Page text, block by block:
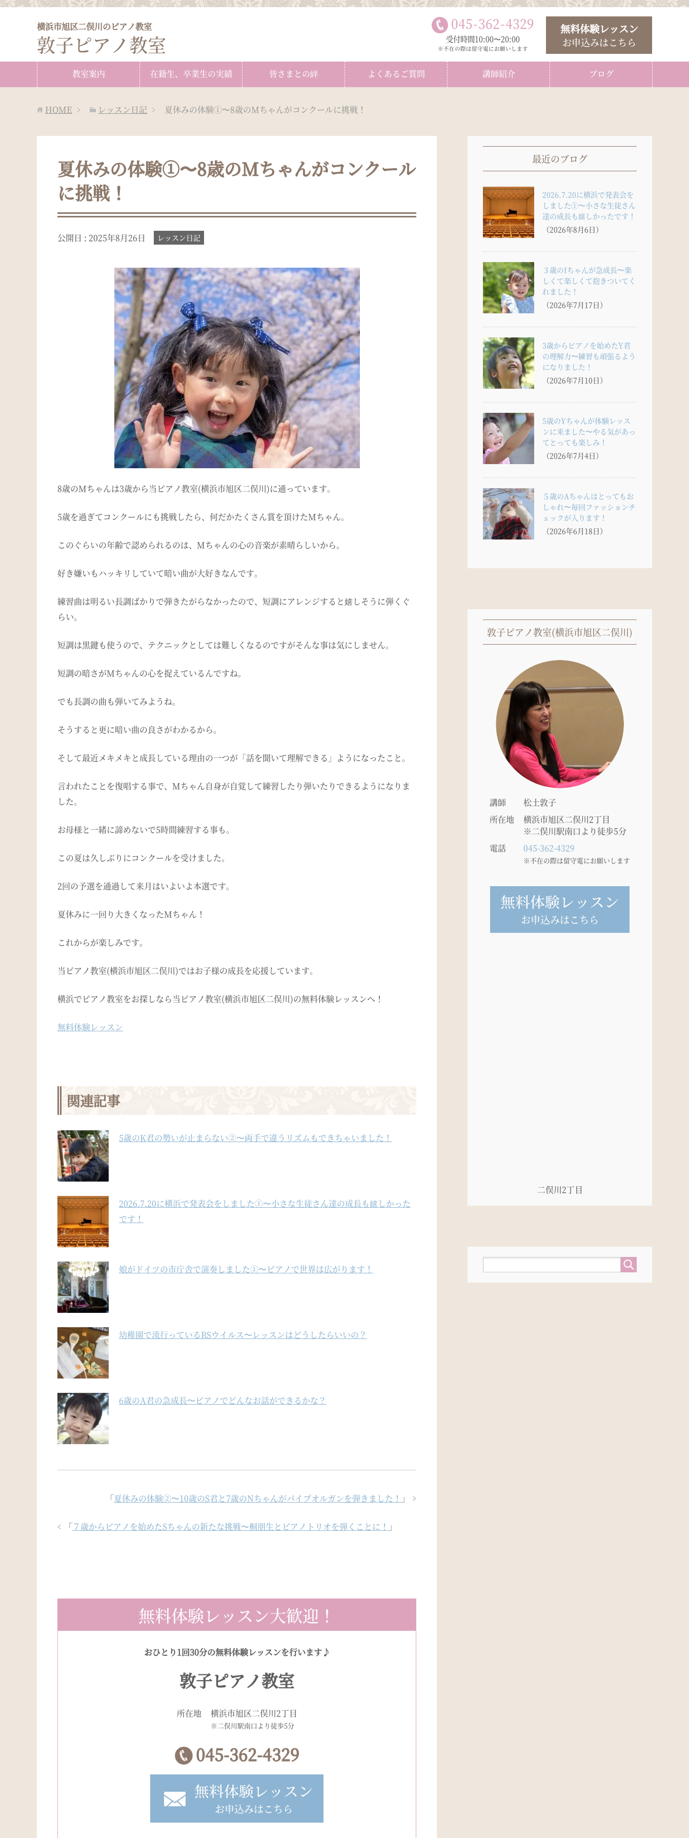
横浜市旭区二俣川のピアノ教室
敦子ピアノ教室
045-362-4329
受付時間10:00〜20:00
※不在の際は留守電にお願いします
無料体験レッスン
お申込みはこちら
教室案内 在籍生、卒業生の実績 皆さまとの絆 よくあるご質問 講師紹介 ブログ
HOME レッスン日記 夏休みの体験①〜8歳のMちゃんがコンクールに挑戦！
夏休みの体験①〜8歳のMちゃんがコンクール
に挑戦！
公開日 : 2025年8月26日 レッスン日記
8歳のMちゃんは3歳から当ピアノ教室(横浜市旭区二俣川)に通っています。
5歳を過ぎてコンクールにも挑戦したら、何だかたくさん賞を頂けたMちゃん。
このぐらいの年齢で認められるのは、Mちゃんの心の音楽が素晴らしいから。
好き嫌いもハッキリしていて暗い曲が大好きなんです。
練習曲は明るい長調ばかりで弾きたがらなかったので、短調にアレンジすると嬉しそうに弾くぐ
らい。
短調は黒鍵も使うので、テクニックとしては難しくなるのですがそんな事は気にしません。
短調の暗さがMちゃんの心を捉えているんですね。
でも長調の曲も弾いてみようね。
そうすると更に暗い曲の良さがわかるから。
そして最近メキメキと成長している理由の一つが「話を聞いて理解できる」ようになったこと。
言われたことを復唱する事で、Mちゃん自身が自覚して練習したり弾いたりできるようになりま
した。
お母様と一緒に諦めないで5時間練習する事も。
この夏は久しぶりにコンクールを受けました。
2回の予選を通過して来月はいよいよ本選です。
夏休みに一回り大きくなったMちゃん！
これからが楽しみです。
当ピアノ教室(横浜市旭区二俣川)ではお子様の成長を応援しています。
横浜でピアノ教室をお探しなら当ピアノ教室(横浜市旭区二俣川)の無料体験レッスンへ！
無料体験レッスン
関連記事
5歳のK君の勢いが止まらない②〜両手で違うリズムもできちゃいました！
2026.7.20に横浜で発表会をしました①〜小さな生徒さん達の成長も嬉しかった
です！
娘がドイツの市庁舎で演奏しました①〜ピアノで世界は広がります！
幼稚園で流行っているRSウイルス〜レッスンはどうしたらいいの？
6歳のA君の急成長〜ピアノでどんなお話ができるかな？
「夏休みの体験②〜10歳のS君と7歳のNちゃんがパイプオルガンを弾きました！ 」
「７歳からピアノを始めたSちゃんの新たな挑戦〜桐朋生とピアノトリオを弾くことに！ 」
無料体験レッスン大歓迎！
おひとり1回30分の無料体験レッスンを行います♪
敦子ピアノ教室
所在地 横浜市旭区二俣川2丁目
※二俣川駅南口より徒歩5分
045-362-4329
無料体験レッスン
お申込みはこちら
最近のブログ
2026.7.20に横浜で発表会を
しました①〜小さな生徒さん
達の成長も嬉しかったです！
（2026年8月6日）
３歳のIちゃんが急成長〜楽
しくて楽しくて抱きついてく
れました！
（2026年7月17日）
3歳からピアノを始めたY君
の理解力〜練習も頑張るよう
になりました！
（2026年7月10日）
5歳のYちゃんが体験レッス
ンに来ました〜やる気があっ
てとっても楽しみ！
（2026年7月4日）
５歳のAちゃんはとってもお
しゃれ〜毎回ファッションチ
ェックが入ります！
（2026年6月18日）
敦子ピアノ教室(横浜市旭区二俣川)
講師
松土敦子
所在地
横浜市旭区二俣川2丁目
※二俣川駅南口より徒歩5分
電話
045-362-4329
※不在の際は留守電にお願いします
無料体験レッスン
お申込みはこちら
二俣川2丁目